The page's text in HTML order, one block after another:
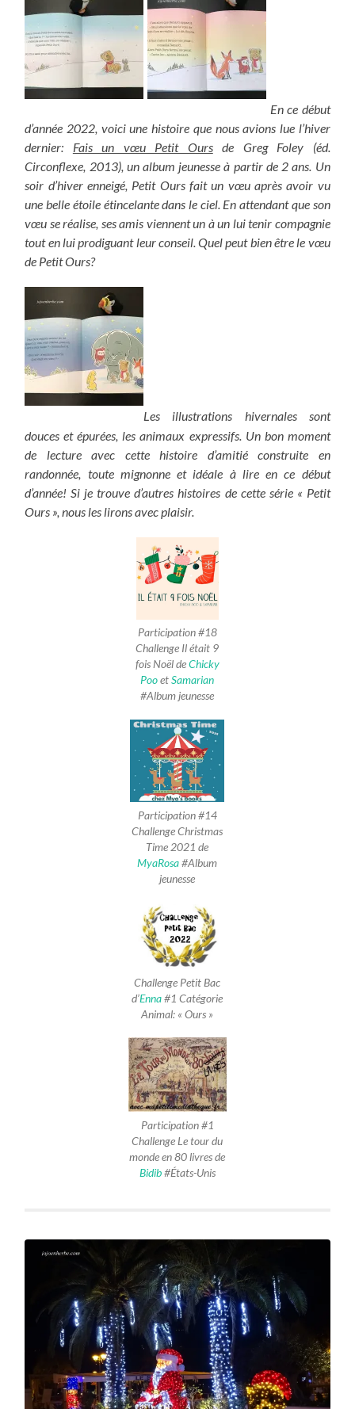
En ce début
d’année 2022, voici une histoire que nous avions lue l’hiver
dernier: Fais un vœu Petit Oursde Greg Foley (éd.
Circonflexe, 2013), un album jeunesse à partir de 2 ans. Un
soir d’hiver enneigé, Petit Ours fait un vœu après avoir vu
une belle étoile étincelante dans le ciel. En attendant que son
vœu se réalise, ses amis viennent un à un lui tenir compagnie
tout en lui prodiguant leur conseil. Quel peut bien être le vœu
de Petit Ours?
Les illustrations hivernales sont
douces et épurées, les animaux expressifs. Un bon moment
de lecture avec cette histoire d’amitié construite en
randonnée, toute mignonne et idéale à lire en ce début
d’année! Si je trouve d’autres histoires de cette série « Petit
Ours », nous les lirons avec plaisir.
Participation #18
Challenge Il était 9
fois Noël deChicky
PooetSamarian
#Album jeunesse
Participation #14
Challenge Christmas
Time 2021 de
MyaRosa#Album
jeunesse
Challenge Petit Bac
d’Enna#1 Catégorie
Animal: « Ours »
Participation #1
Challenge Le tour du
monde en 80 livres de
Bidib#États-Unis